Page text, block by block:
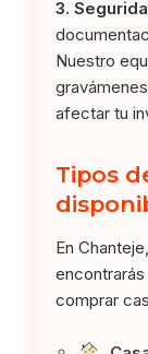
3.
Nuestro
afectar tu
Tipos
En
comprar